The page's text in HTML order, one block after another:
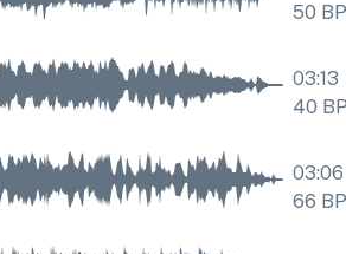
50
03:13
40
03:06
66